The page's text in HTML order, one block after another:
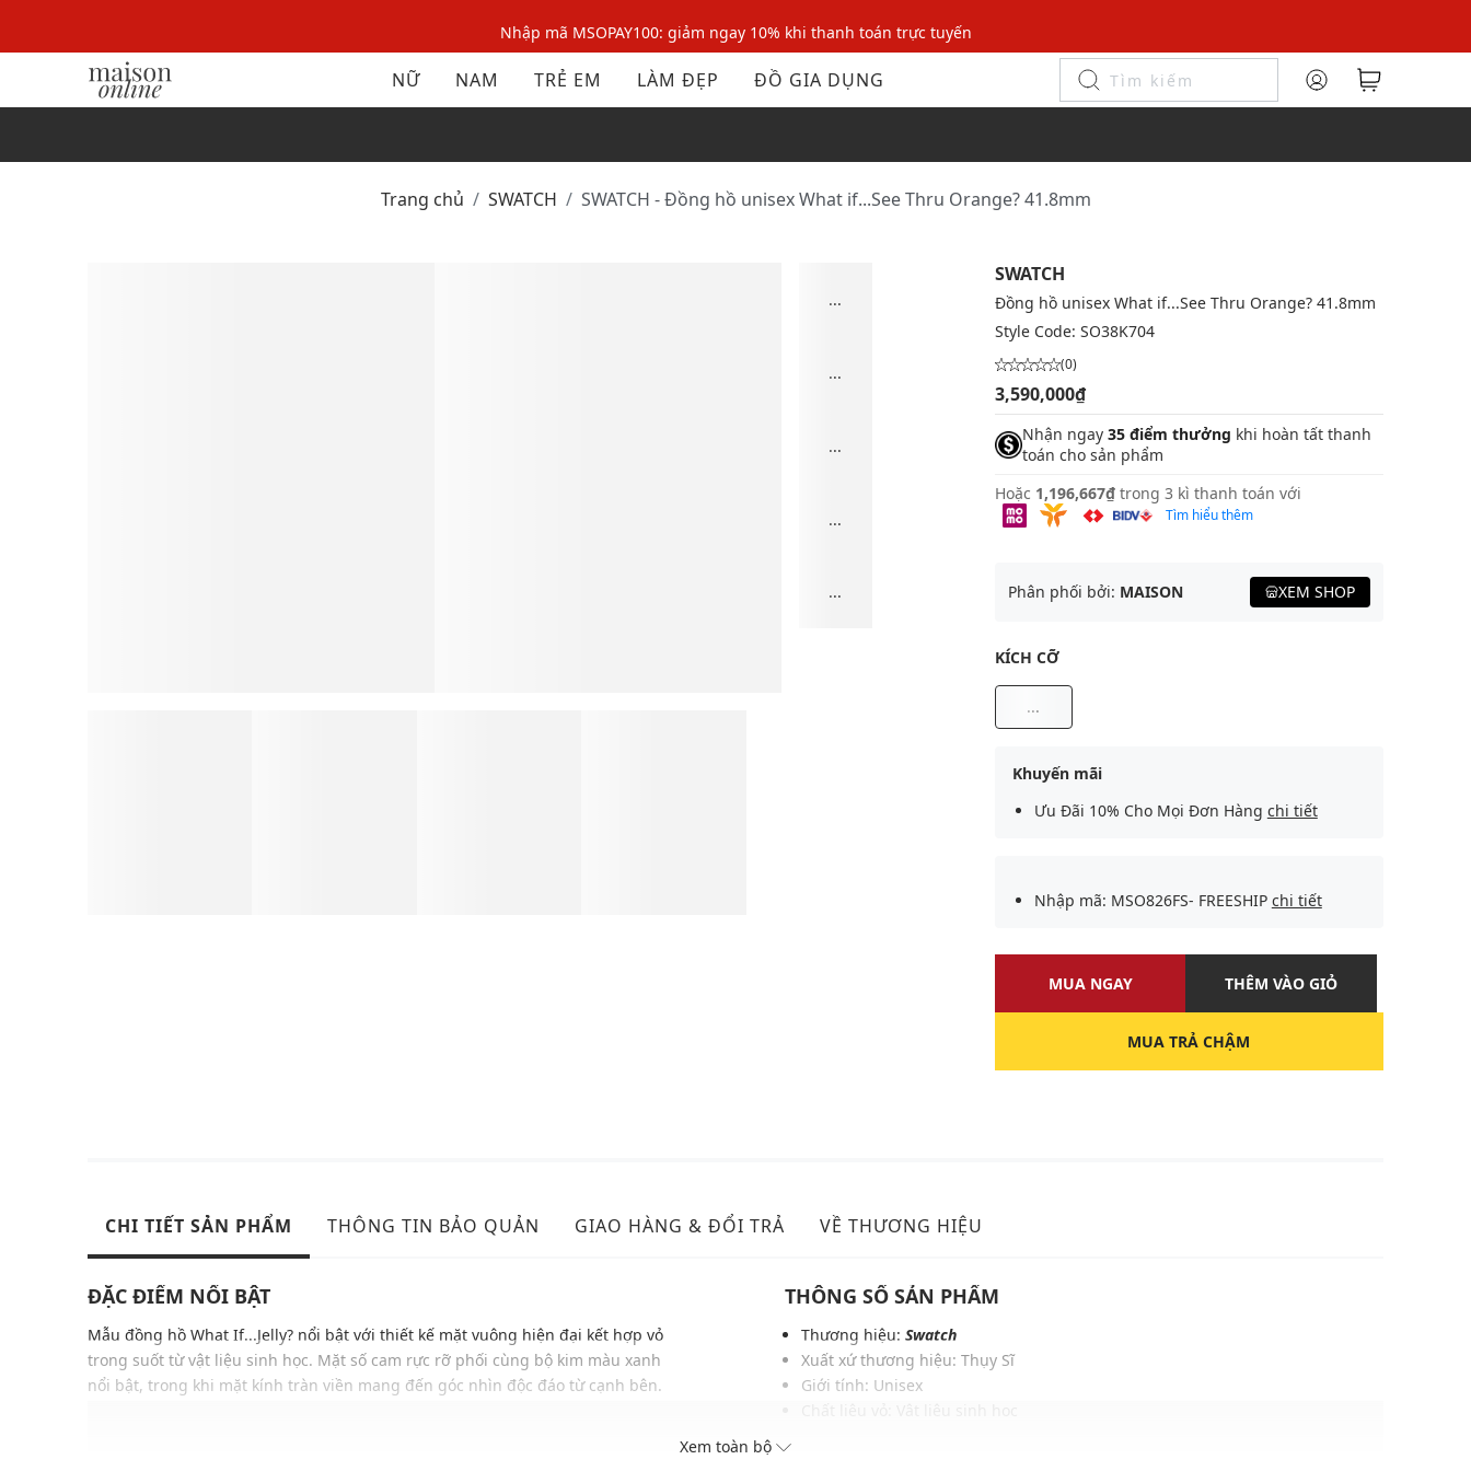
Nhập mã MSOPAY100: giảm ngay 10% khi thanh toán trực tuyến
Nhập mã: MSOXINCHAO - Giảm 10% đơn đầu cho thành viên mới!
Nhập mã MSOPAY100: giảm ngay 10% khi thanh toán trực tuyến
NỮ NAM TRẺ EM LÀM ĐẸP ĐỒ GIA DỤNG
Trang chủ SWATCH SWATCH - Đồng hồ unisex What if...See Thru Orange? 41.8mm
...
...
...
...
...
SWATCH
Đồng hồ unisex What if...See Thru Orange? 41.8mm
Style Code: SO38K704
(0)
3,590,000₫
Nhận ngay 35 điểm thưởng khi hoàn tất thanh
toán cho sản phẩm
Hoặc 1,196,667₫ trong 3 kì thanh toán với
Tìm hiểu thêm
Phân phối bởi: MAISON XEM SHOP
KÍCH CỠ
...
Khuyến mãi
Ưu Đãi 10% Cho Mọi Đơn Hàng chi tiết
Nhập mã: MSO826FS- FREESHIP chi tiết
MUA NGAY THÊM VÀO GIỎ
MUA TRẢ CHẬM
CHI TIẾT SẢN PHẨM THÔNG TIN BẢO QUẢN GIAO HÀNG & ĐỔI TRẢ VỀ THƯƠNG HIỆU
ĐẶC ĐIỂM NỔI BẬT
Mẫu đồng hồ What If...Jelly? nổi bật với thiết kế mặt vuông hiện đại kết hợp vỏ
trong suốt từ vật liệu sinh học. Mặt số cam rực rỡ phối cùng bộ kim màu xanh
nổi bật, trong khi mặt kính tràn viền mang đến góc nhìn độc đáo từ cạnh bên.
THÔNG SỐ SẢN PHẨM
Thương hiệu: Swatch
Xuất xứ thương hiệu: Thụy Sĩ
Giới tính: Unisex
Xem toàn bộ